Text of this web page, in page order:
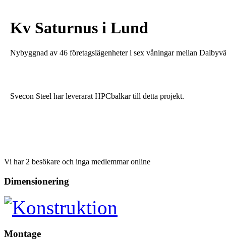
Kv Saturnus i Lund
Nybyggnad av 46 företagslägenheter i sex våningar mellan
Svecon Steel har leverarat HPCbalkar till detta projekt.
Vi har 2 besökare och inga medlemmar online
Dimensionering
Montage